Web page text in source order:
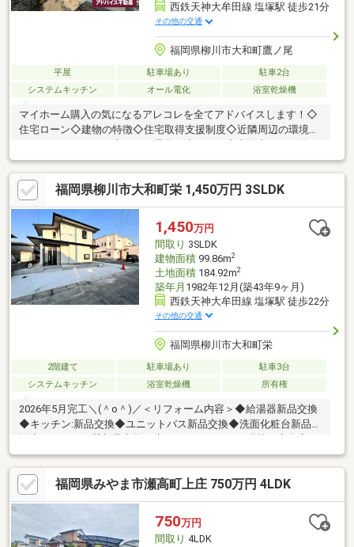
西鉄天神大牟田線 塩塚駅 徒歩21分
その他の交通
福岡県柳川市大和町鷹ノ尾
平屋 駐車場あり
駐車2台
システムキッチン
オール電化 浴室乾燥機
マイホーム購入の気になるアレコレを全てアドバイスします！◇
住宅ローン◇建物の特徴◇住宅取得支援制度◇近隣周辺の環境～
き！◇和風の平家！収納豊富！◇シャッター付き駐車スペース有
り！◇買い物施設徒歩圏内！◇ゆったり落ち着く広々和室！◇お
庭には物置があります！頭金やローンでお悩みの方も是非お気軽
にお問合せ下さい！初期費用や税金の気になる内容も疑問が無く
なるように専任のスタッフがしっかりサポートさせて頂きます！
福岡県柳川市大和町栄 1,450万円 3SLDK
1,450万円
間取り 3SLDK
建物面積99.86m2
土地面積184.92m2
築年月 1982年12月(築43年9ヶ月)
西鉄天神大牟田線 塩塚駅 徒歩22分
その他の交通
福岡県柳川市大和町栄
2階建て 駐車場あり
駐車3台
システムキッチン
浴室乾燥機 所有権
2026年5月完工＼(＾o＾)／＜リフォーム内容＞◆給湯器新品交換
◆キッチン:新品交換◆ユニットバス新品交換◆洗面化粧台新品交
換◆トイレ：便器新品交換、床クッションフロア張替え◆全室：
壁・天井クロス貼り替え◆洋室：床フロアタイル張◆玄関ドア新
品交換◆室内クリーニング◆白蟻防除工事◆外壁・屋根塗装◆駐
車場拡張工事福岡県みやま市瀬高町上庄 750万円 4LDK
750万円
間取り 4LDK